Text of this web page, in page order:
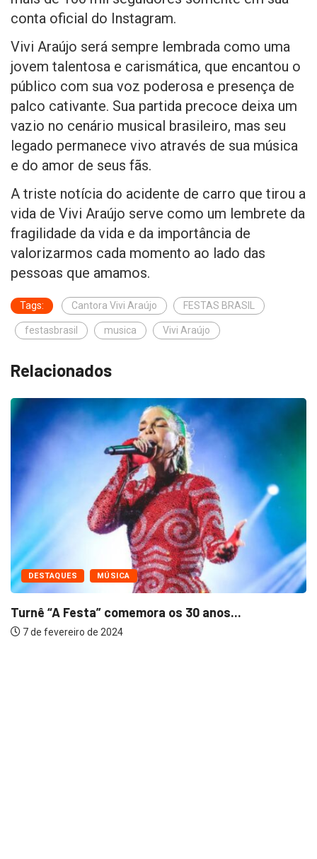
conta oficial do Instagram.
Vivi Araújo será sempre lembrada como uma
jovem talentosa e carismática, que encantou o
público com sua voz poderosa e presença de
palco cativante. Sua partida precoce deixa um
vazio no cenário musical brasileiro, mas seu
legado permanece vivo através de sua música
e do amor de seus fãs.
A triste notícia do acidente de carro que tirou a
vida de Vivi Araújo serve como um lembrete da
fragilidade da vida e da importância de
valorizarmos cada momento ao lado das
pessoas que amamos.
Tags: Cantora Vivi Araújo FESTAS BRASIL
festasbrasil musica Vivi Araújo
Relacionados
DESTAQUES MÚSICA
Turnê “A Festa” comemora os 30 anos...
7 de fevereiro de 2024